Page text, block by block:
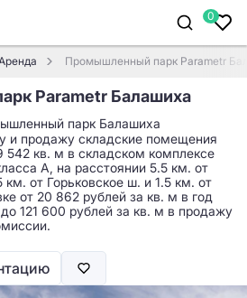
0
Промышленный парк Parametr
Parametr Балашиха
парк Балашиха
и продажу складские помещения
кв. м в складском комплексе
A, на расстоянии 5.5 км. от
от Горьковское ш. и 1.5 км. от
от 20 862 рублей за кв. м в год
121 600 рублей за кв. м в продажу